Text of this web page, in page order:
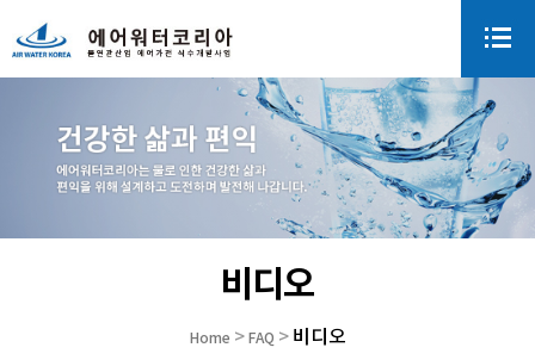
비디오
Home > FAQ > 비디오